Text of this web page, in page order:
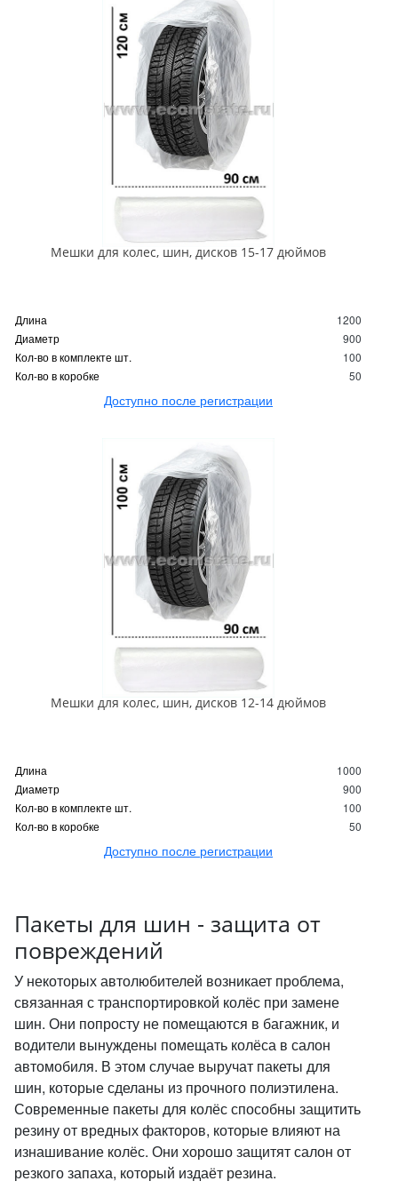
Мешки для колес, шин, дисков 15-17 дюймов
Длина
1200
Диаметр
900
Кол-во в комплекте шт.
100
Кол-во в коробке
50
Доступно после регистрации
Мешки для колес, шин, дисков 12-14 дюймов
Длина
1000
Диаметр
900
Кол-во в комплекте шт.
100
Кол-во в коробке
50
Доступно после регистрации
Пакеты для шин - защита от
повреждений
У некоторых автолюбителей возникает проблема,
связанная с транспортировкой колёс при замене
шин. Они попросту не помещаются в багажник, и
водители вынуждены помещать колёса в салон
автомобиля. В этом случае выручат пакеты для
шин, которые сделаны из прочного полиэтилена.
Современные пакеты для колёс способны защитить
резину от вредных факторов, которые влияют на
изнашивание колёс. Они хорошо защитят салон от
резкого запаха, который издаёт резина.